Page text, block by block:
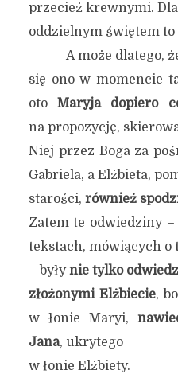
przecież krewnymi.
oddzielnym świętem to
A może dlatego,
się ono w momencie
otoMaryja dopiero
na propozycję,
Niej przez Boga za
Gabriela, a Elżbieta,
starości, również
Zatem te odwiedziny
tekstach, mówiących o
– byłynie tylko
złożonymi Elżbiecie,
w łonie Maryi,
Jana, ukrytego
w łonie Elżbiety.